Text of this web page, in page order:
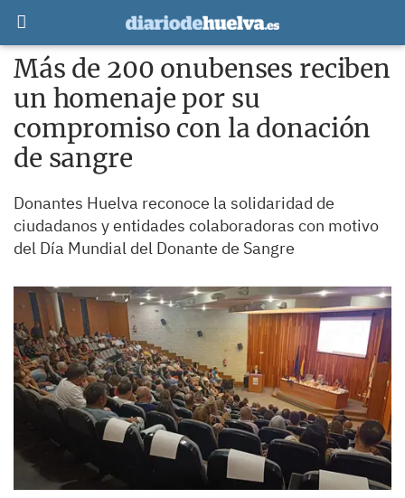
Más de 200 onubenses reciben
un homenaje por su
compromiso con la donación
de sangre
Donantes Huelva reconoce la solidaridad de
ciudadanos y entidades colaboradoras con motivo
del Día Mundial del Donante de Sangre